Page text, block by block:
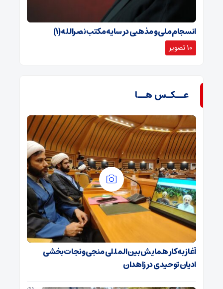
انسجام ملی و مذهبی در سایه مکتب نصرالله (۱)
۱۰ تصویر
عــکـس هــا
آغاز به کار همایش بین‌المللی منجی و نجات بخشی
ادیان توحیدی در زاهدان